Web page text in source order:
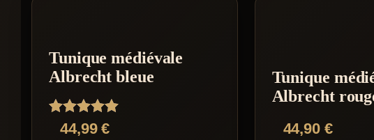
Tunique médiévale
Albrecht bleue
Note
5.0044,99€
Tunique
Albrecht
44,90 €